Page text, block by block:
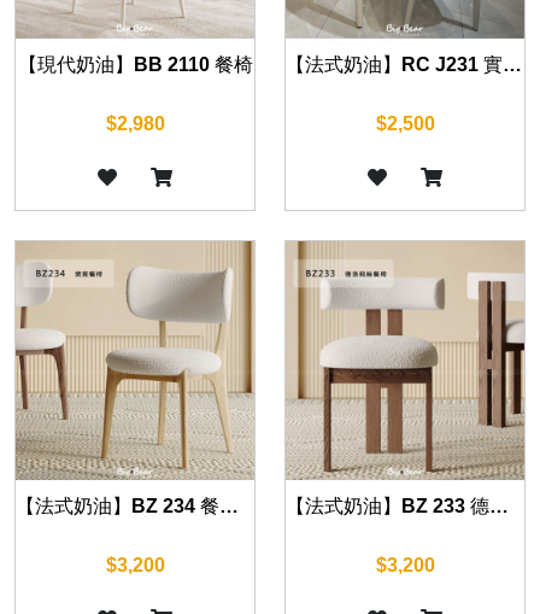
【現代奶油】BB 2110 餐椅
$2,980
【法式奶油】RC J231 實木餐椅
$2,500
【法式奶油】BZ 234 餐椅 (原木色/胡桃色)
$3,200
【法式奶油】BZ 233 德洛莉絲餐椅 (原木色/胡桃色)
$3,200